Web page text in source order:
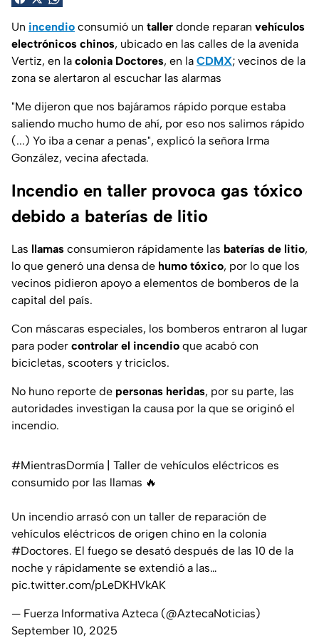
Un incendio consumió un taller donde reparan vehículos
electrónicos chinos, ubicado en las calles de la avenida
Vertiz, en la colonia Doctores, en la CDMX; vecinos de la
zona se alertaron al escuchar las alarmas
"Me dijeron que nos bajáramos rápido porque estaba
saliendo mucho humo de ahí, por eso nos salimos rápido
(...) Yo iba a cenar a penas", explicó la señora Irma
González, vecina afectada.
Incendio en taller provoca gas tóxico
debido a baterías de litio
Las llamas consumieron rápidamente las baterías de litio,
lo que generó una densa de humo tóxico, por lo que los
vecinos pidieron apoyo a elementos de bomberos de la
capital del país.
Con máscaras especiales, los bomberos entraron al lugar
para poder controlar el incendio que acabó con
bicicletas, scooters y triciclos.
No huno reporte de personas heridas, por su parte, las
autoridades investigan la causa por la que se originó el
incendio.
#MientrasDormía | Taller de vehículos eléctricos es
consumido por las llamas 🔥
Un incendio arrasó con un taller de reparación de
vehículos eléctricos de origen chino en la colonia
#Doctores. El fuego se desató después de las 10 de la
noche y rápidamente se extendió a las…
pic.twitter.com/pLeDKHVkAK
— Fuerza Informativa Azteca (@AztecaNoticias)
September 10, 2025